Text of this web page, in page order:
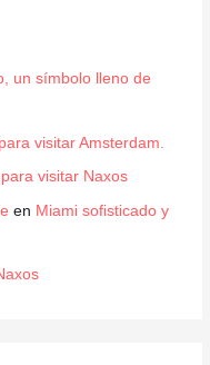
un símbolo lleno de
visitar Amsterdam.
visitar Naxos
en Miami sofisticado y